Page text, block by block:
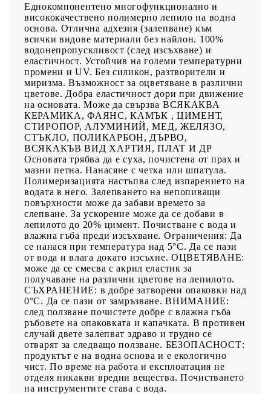
добре с влажна гъба ръбовете на опаковката и капачката. В
противен случай двете залепват здраво и трудно се отварят за
следващо ползване. БЕЗОПАСНОСТ: продуктът е на водна
основа и е екологично чист. По време на работа и
експлоатация не отделя никакви вредни вещества.
Почистването на инструментите става с вода.
Еднокомпонентено многофункционално и
висококачествено полимерно лепило на водна
основа. Отлична адхезия (залепване) към
всички видове материали без найлон. 100%
водонепропускливост (след изсъхване) и
еластичност. Устойчив на големи температурни
промени и UV. Без силикон, разтворители и
миризма. Възможност за оцветяване в различни
цветове. Добра еластичност дори при движение
на основата. Може да свързва ВСЯКАКВА
КЕРАМИКА, ФАЯНС, КАМЪК , ЦИМЕНТ,
СТИРОПОР, АЛУМИНИЙ, МЕД, ЖЕЛЯЗО,
СТЪКЛО, ПОЛИКАРБОН, ДЪРВО,
ВСЯКАКЪВ ВИД ХАРТИЯ, ПЛАТ И ДР
Основата трябва да е суха, почистена от прах и
мазни петна. Нанасяне с четка или шпатула.
Полимеризацията настъпва след изпарението на
водата в него. Залепването на непопиващи
повърхности може да забави времето за
слепване. За ускорение може да се добави в
лепилото до 20% цимент. Почистване с вода и
влажна гъба преди изсъхване. Ограничения: Да
се нанася при температура над 5°С. Да се пази
от вода и влага докато изсъхне. ОЦВЕТЯВАНЕ:
може да се смесва с акрил еластик за
получаване на различни цветове на лепилото.
СЪХРАНЕНИЕ: в добре затворени опаковки над
0°С. Да се пази от замръзване. ВНИМАНИЕ:
след ползване почистете добре с влажна гъба
ръбовете на опаковката и капачката. В противен
случай двете залепват здраво и трудно се
отварят за следващо ползване. БЕЗОПАСНОСТ:
продуктът е на водна основа и е екологично
чист. По време на работа и експлоатация не
отделя никакви вредни вещества. Почистването
на инструментите става с вода.